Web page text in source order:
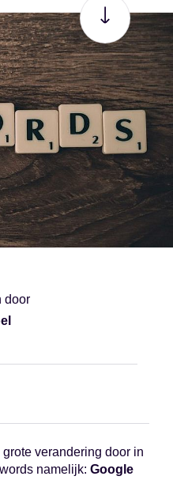
door
verandering door in
namelijk: Google